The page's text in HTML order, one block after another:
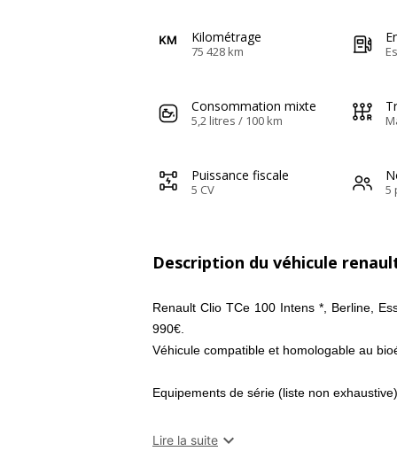
Kilométrage
75 428 km
Consommation mixte
5,2 litres / 100 km
Puissance fiscale
5 CV 5
Description du véhicule
Renault Clio TCe 100 Intens *, Berline,
990€.
Véhicule compatible et homologable au
Equipements de série (liste non
Conduite :
Lire la suite 